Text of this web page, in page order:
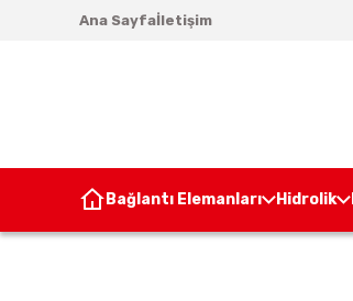
Ana Sayfaİletişim
Bağlantı Elemanları Hidrolik